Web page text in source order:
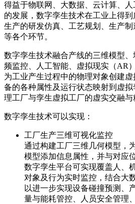
得益于物联网、大数据、云计算、
的发展，数字孪生技术在工业上得
生产的研发仿真、工艺规划、生产
等各个环节。
数字孪生技术融合产线的三维模型
频监控、人工智能、虚拟现实（AR
为工业产生过程中的物理对象创建
备的各种属性及运行状态映射到虚
理工厂与孪生虚拟工厂的虚实交融与
数字孪生技术可以实现：
工厂生产三维可视化监控
通过构建工厂三维几何模型，
模型添加信息属性，并与对应
数字孪生平台可实现覆盖人、
对象及行为实时监控，结合大
以进一步实现设备碰撞预测、
量与能耗管控、人员安全管理